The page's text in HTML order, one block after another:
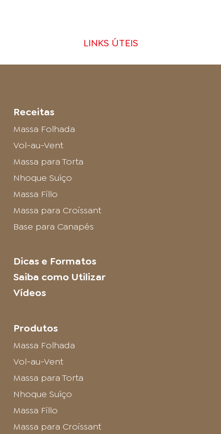
LINKS ÚTEIS
Receitas
Massa Folhada
Vol-au-Vent
Massa para Torta
Nhoque Suíço
Massa Fillo
Massa para Croissant
Base para Canapés
Dicas e Formatos
Saiba como Utilizar
Vídeos
Produtos
Massa Folhada
Vol-au-Vent
Massa para Torta
Nhoque Suíço
Massa Fillo
Massa para Croissant